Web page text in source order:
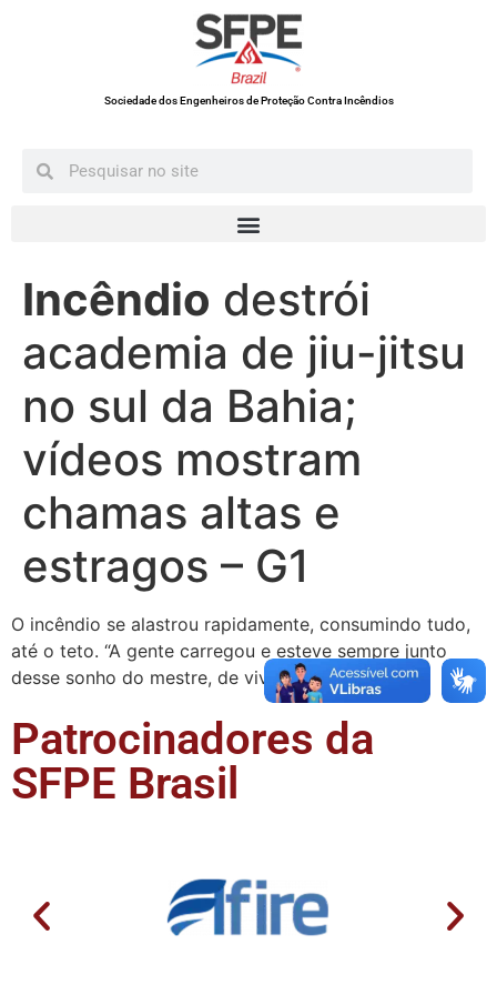
Sociedade dos Engenheiros de Proteção Contra Incêndios
Incêndio destrói
academia de jiu-jitsu
no sul da Bahia;
vídeos mostram
chamas altas e
estragos – G1
O incêndio se alastrou rapidamente, consumindo tudo,
até o teto. “A gente carregou e esteve sempre junto
desse sonho do mestre, de viver a vida do jiu …
Patrocinadores da
SFPE Brasil